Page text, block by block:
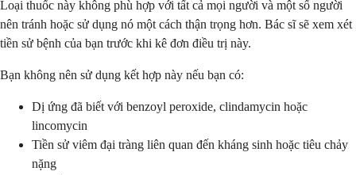
Loại thuốc này không phù hợp với tất cả mọi người và một số người
nên tránh hoặc sử dụng nó một cách thận trọng hơn. Bác sĩ sẽ xem xét
tiền sử bệnh của bạn trước khi kê đơn điều trị này.
Bạn không nên sử dụng kết hợp này nếu bạn có:
Dị ứng đã biết với benzoyl peroxide, clindamycin hoặc
lincomycin
Tiền sử viêm đại tràng liên quan đến kháng sinh hoặc tiêu chảy
nặng